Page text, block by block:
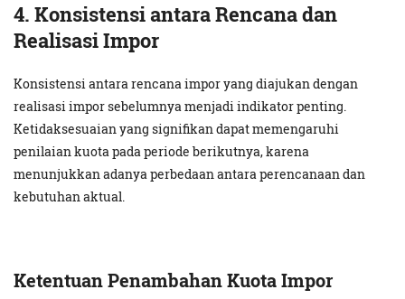
4. Konsistensi antara Rencana dan
Realisasi Impor
Konsistensi antara rencana impor yang diajukan dengan
realisasi impor sebelumnya menjadi indikator penting.
Ketidaksesuaian yang signifikan dapat memengaruhi
penilaian kuota pada periode berikutnya, karena
menunjukkan adanya perbedaan antara perencanaan dan
kebutuhan aktual.
Ketentuan Penambahan Kuota Impor